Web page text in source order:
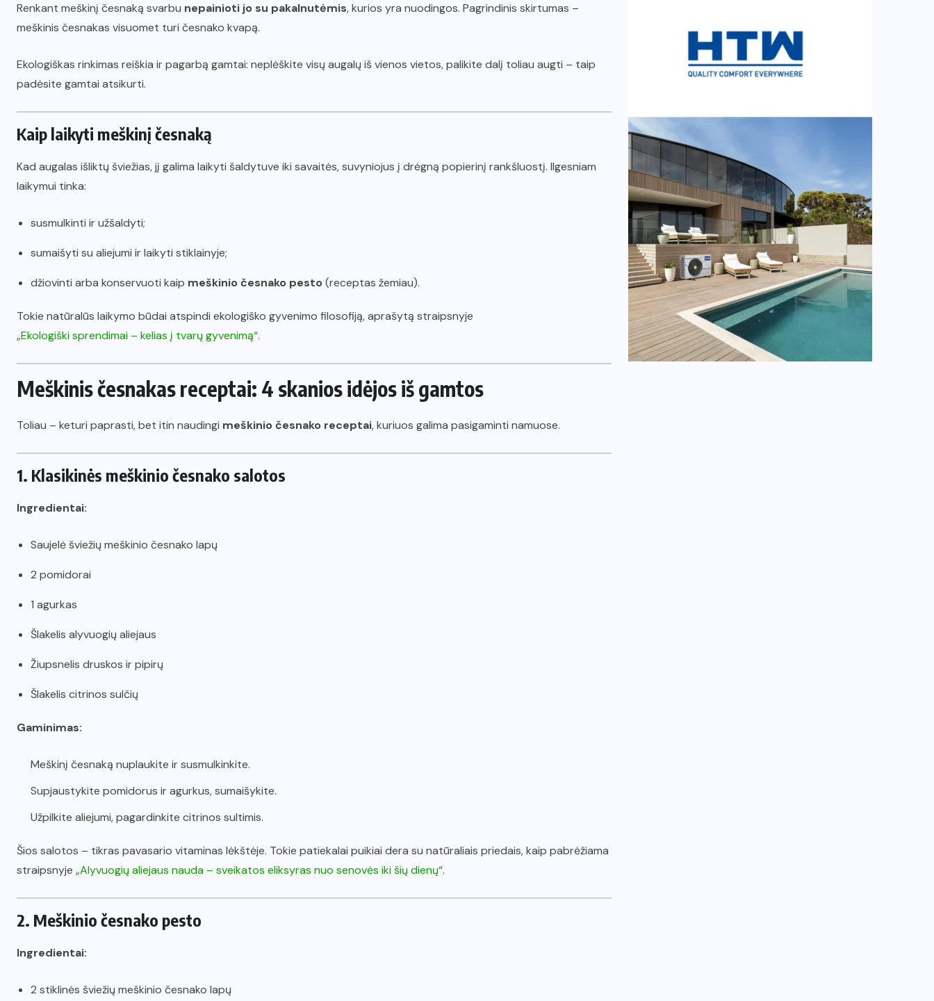
Renkant meškinį česnaką svarbu nepainioti jo su pakalnutėmis, kurios yra nuodingos. Pagrindinis skirtumas –
meškinis česnakas visuomet turi česnako kvapą.
Ekologiškas rinkimas reiškia ir pagarbą gamtai: neplėškite visų augalų iš vienos vietos, palikite dalį toliau augti – taip
padėsite gamtai atsikurti.
Kaip laikyti meškinį česnaką
Kad augalas išliktų šviežias, jį galima laikyti šaldytuve iki savaitės, suvyniojus į drėgną popierinį rankšluostį. Ilgesniam
laikymui tinka:
susmulkinti ir užšaldyti;
sumaišyti su aliejumi ir laikyti stiklainyje;
džiovinti arba konservuoti kaip meškinio česnako pesto(receptas žemiau).
Tokie natūralūs laikymo būdai atspindi ekologiško gyvenimo filosofiją, aprašytą straipsnyje
„Ekologiški sprendimai – kelias į tvarų gyvenimą“.
Meškinis česnakas receptai: 4 skanios idėjos iš gamtos
Toliau – keturi paprasti, bet itin naudingi meškinio česnako receptai, kuriuos galima pasigaminti namuose.
1. Klasikinės meškinio česnako salotos
Ingredientai:
Saujelė šviežių meškinio česnako lapų
2 pomidorai
1 agurkas
Šlakelis alyvuogių aliejaus
Žiupsnelis druskos ir pipirų
Šlakelis citrinos sulčių
Gaminimas:
Meškinį česnaką nuplaukite ir susmulkinkite.
Supjaustykite pomidorus ir agurkus, sumaišykite.
Užpilkite aliejumi, pagardinkite citrinos sultimis.
Šios salotos – tikras pavasario vitaminas lėkštėje. Tokie patiekalai puikiai dera su natūraliais priedais, kaip pabrėžiama
straipsnyje „Alyvuogių aliejaus nauda – sveikatos eliksyras nuo senovės iki šių dienų“.
2. Meškinio česnako pesto
Ingredientai:
2 stiklinės šviežių meškinio česnako lapų